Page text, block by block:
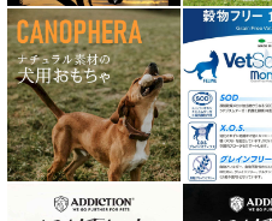
ナチュラルハーベスト Natural
Nanki Japan ナンキジャ
ニュートライプ NUTRIPE
ｐＨ バランス キャット ウォーター